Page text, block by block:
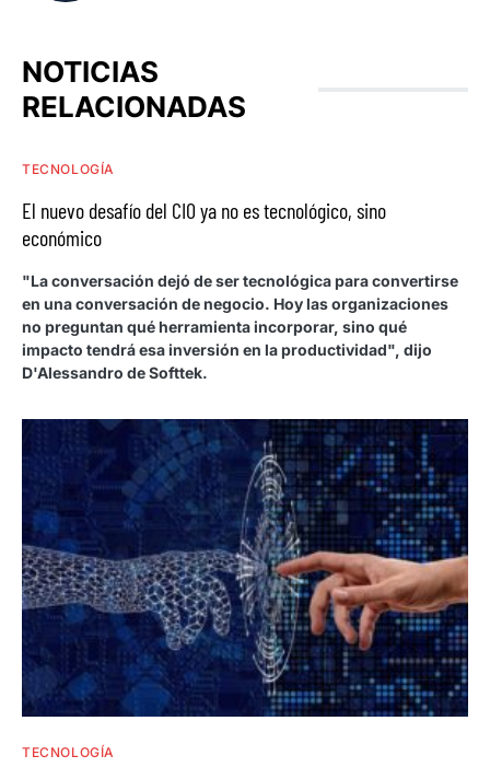
NOTICIAS
RELACIONADAS
TECNOLOGÍA
El nuevo desafío del CIO ya no es tecnológico, sino
económico
"La conversación dejó de ser tecnológica para convertirse
en una conversación de negocio. Hoy las organizaciones
no preguntan qué herramienta incorporar, sino qué
impacto tendrá esa inversión en la productividad", dijo
D'Alessandro de Softtek.
TECNOLOGÍA